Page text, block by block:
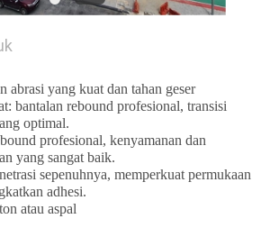
abrasi yang kuat dan tahan geser
bantalan rebound profesional, transisi
optimal.
profesional, kenyamanan dan
yang sangat baik.
sepenuhnya, memperkuat permukaan
adhesi.
atau aspal